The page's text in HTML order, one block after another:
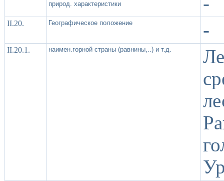
природ. характеристики
II.20. Географическое положение -
II.20.1. наимен.горной страны (равнины,..) и т.д.